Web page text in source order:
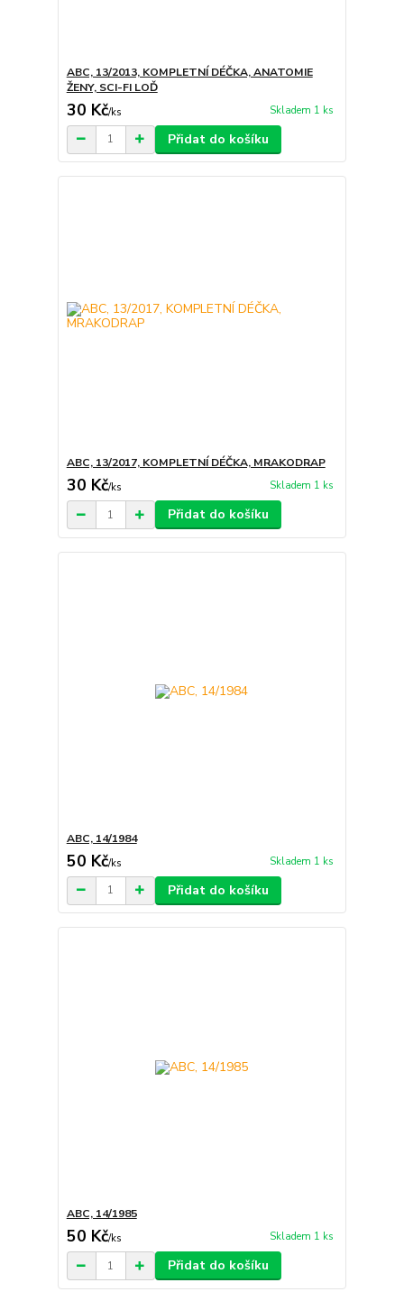
ABC, 13/2013, KOMPLETNÍ DÉČKA, ANATOMIE
ŽENY, SCI-FI LOĎ
30 Kč/ks Skladem 1 ks
Přidat do košíku
ABC, 13/2017, KOMPLETNÍ DÉČKA, MRAKODRAP
30 Kč/ks Skladem 1 ks
Přidat do košíku
ABC, 14/1984
50 Kč/ks Skladem 1 ks
Přidat do košíku
ABC, 14/1985
50 Kč/ks Skladem 1 ks
Přidat do košíku